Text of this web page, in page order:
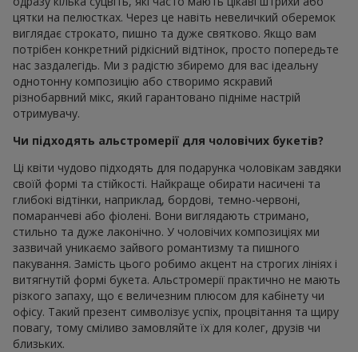
цятки на пелюстках. Через це навіть невеличкий оберемок
виглядає строкато, пишно та дуже святково. Якщо вам
потрібен конкретний рідкісний відтінок, просто попередьте
нас заздалегідь. Ми з радістю збиремо для вас ідеальну
однотонну композицію або створимо яскравий
різнобарвний мікс, який гарантовано підніме настрій
отримувачу.
Чи підходять альстромерії для чоловічих букетів?
Ці квіти чудово підходять для подарунка чоловікам завдяки
своїй формі та стійкості. Найкраще обирати насичені та
глибокі відтінки, наприклад, бордові, темно-червоні,
помаранчеві або фіолені. Вони виглядають стримано,
стильно та дуже лаконічно. У чоловічих композиціях ми
зазвичай уникаємо зайвого романтизму та пишного
пакування. Замість цього робимо акцент на строгих лініях і
витягнутій формі букета. Альстромерії практично не мають
різкого запаху, що є величезним плюсом для кабінету чи
офісу. Такий презент символізує успіх, процвітання та щиру
повагу, тому сміливо замовляйте їх для колег, друзів чи
близьких.